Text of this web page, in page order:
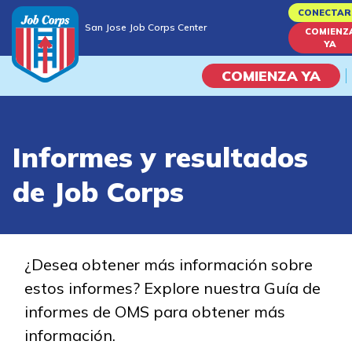
to
content
San Jose Job Corps Center
YA
COMIENZA YA
Vida En El Campus
Habilidades académicas
Estudiar
Programas de
Informes y resultados
de Job Corps
¿Desea obtener más información sobre
estos informes? Explore nuestra Guía de
informes de OMS para obtener más
información.